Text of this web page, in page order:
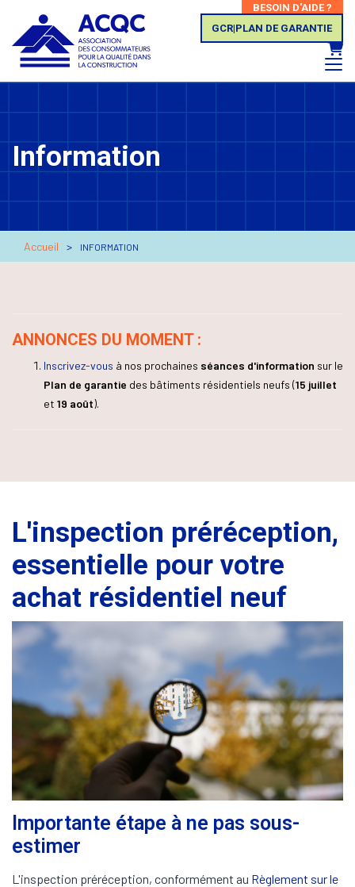
BESOIN D'AIDE ?
GCR|PLAN DE GARANTIE
Information
Accueil INFORMATION
ANNONCES DU MOMENT :
Inscrivez-vous à nos prochaines séances d'information sur le
Plan de garantie des bâtiments résidentiels neufs (15 juillet
et 19 août).
L'inspection préréception,
essentielle pour votre
achat résidentiel neuf
Importante étape à ne pas sous-
estimer
L'inspection préréception, conformément au Règlement sur le